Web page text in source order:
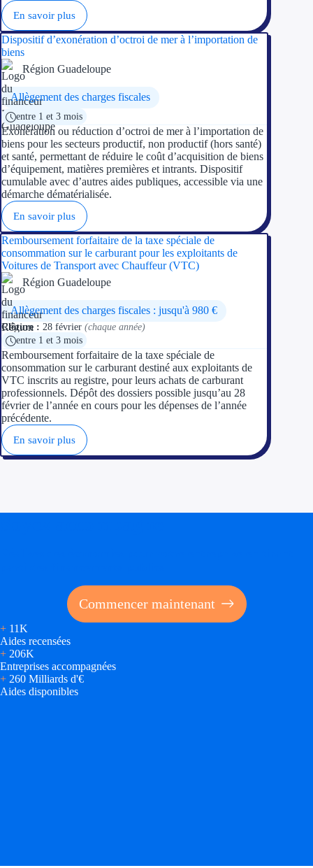
Aides Fiscales et
Prêts publics
Prêt
Appel à projet
Aides
Tous les
Simulateur d'éligibilité
Ouvrage
En savoir plus
Dispositif d’exonération d’octroi de mer à l’importation de
biens
Région Guadeloupe
Allègement des charges fiscales
entre 1 et 3 mois
Exonération ou réduction d’octroi de mer à l’importation de
biens pour les secteurs productif, non productif (hors santé)
et santé, permettant de réduire le coût d’acquisition de biens
d’équipement, matières premières et intrants. Dispositif
cumulable avec d’autres aides publiques, accessible via une
démarche dématérialisée.
En savoir plus
Remboursement forfaitaire de la taxe spéciale de
consommation sur le carburant pour les exploitants de
Voitures de Transport avec Chauffeur (VTC)
Région Guadeloupe
Allègement des charges fiscales : jusqu'à 980 €
Clôture : 28 février (chaque année)
entre 1 et 3 mois
Remboursement forfaitaire de la taxe spéciale de
consommation sur le carburant destiné aux exploitants de
VTC inscrits au registre, pour leurs achats de carburant
professionnels. Dépôt des dossiers possible jusqu’au 28
février de l’année en cours pour les dépenses de l’année
précédente.
En savoir plus
Commencer maintenant
+ 11K
Aides recensées
+ 206K
Entreprises accompagnées
+ 260 Milliards d'€
Aides disponibles